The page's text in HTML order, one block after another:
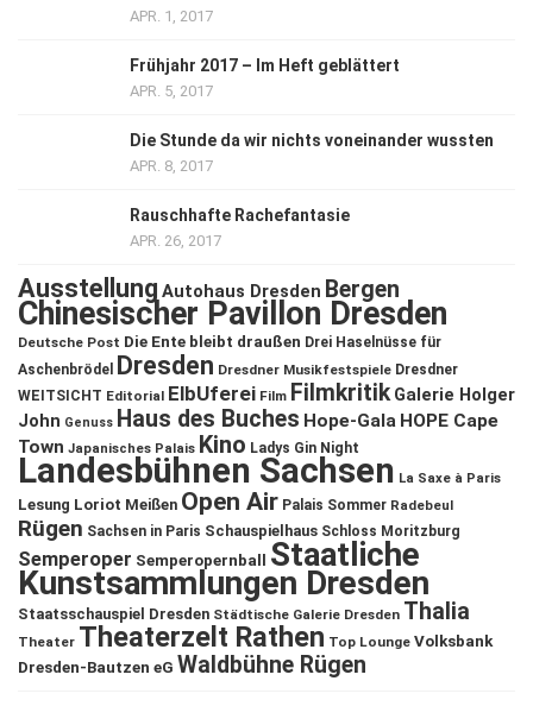
APR. 1, 2017
Frühjahr 2017 – Im Heft geblättert
APR. 5, 2017
Die Stunde da wir nichts voneinander wussten
APR. 8, 2017
Rauschhafte Rachefantasie
APR. 26, 2017
Ausstellung Autohaus Dresden Bergen
Chinesischer Pavillon Dresden
Deutsche Post Die Ente bleibt draußen Drei Haselnüsse für
Aschenbrödel
Dresden Dresdner Musikfestspiele Dresdner
WEITSICHT Editorial ElbUferei Film Filmkritik Galerie Holger
John Genuss Haus des Buches Hope-Gala HOPE Cape
Town Japanisches Palais Kino Ladys Gin Night
Landesbühnen Sachsen La Saxe à Paris
Lesung Loriot Meißen Open Air Palais Sommer Radebeul
Rügen Sachsen in Paris Schauspielhaus Schloss Moritzburg
Semperoper Semperopernball Staatliche
Kunstsammlungen Dresden
Staatsschauspiel Dresden Städtische Galerie Dresden Thalia
Theater Theaterzelt Rathen Top Lounge Volksbank
Dresden-Bautzen eG Waldbühne Rügen